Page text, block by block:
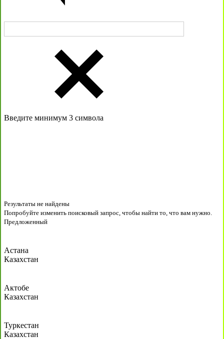
Введите минимум 3 символа
Результаты не найдены
Попробуйте изменить поисковый запрос, чтобы найти то, что вам нужно.
Предложенный
Астана
Казахстан
Актобе
Казахстан
Туркестан
Казахстан